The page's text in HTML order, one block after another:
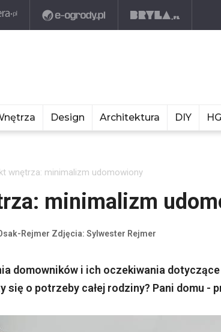
Design Architektura DIY
wnętrza: minimalizm udomowiony
minimalizm
Rejmer Zdjęcia: Sylwester Rejmer
domowników i ich oczekiwania
o potrzeby całej rodziny? Pani domu -